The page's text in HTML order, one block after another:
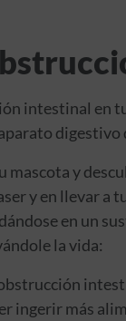
intestinal en
mascota y
y en llevar a
en un
la vida:
ingerir más